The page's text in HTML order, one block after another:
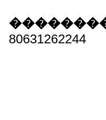
80631262244